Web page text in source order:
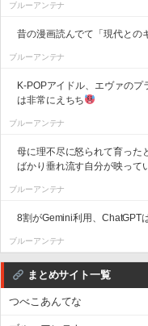
ブルーアンテナ
昔の漫画読んでて「現代との
ブルーアンテナ
K-POPアイドル、エヴァの
は非常にえちち
ブルーアンテナ
母に理不尽に怒られて育った
ばかり垂れ流す自分が映って
ブルーアンテナ
8割がGemini利用、ChatGPT
ブルーアンテナ
まとめサイト一覧
つべこあんてな